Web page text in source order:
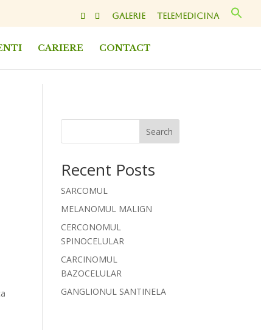
GALERIE TELEMEDICINA
CARIERE CONTACT
Search
Recent Posts
SARCOMUL
MELANOMUL MALIGN
CERCONOMUL
SPINOCELULAR
CARCINOMUL
BAZOCELULAR
GANGLIONUL SANTINELA